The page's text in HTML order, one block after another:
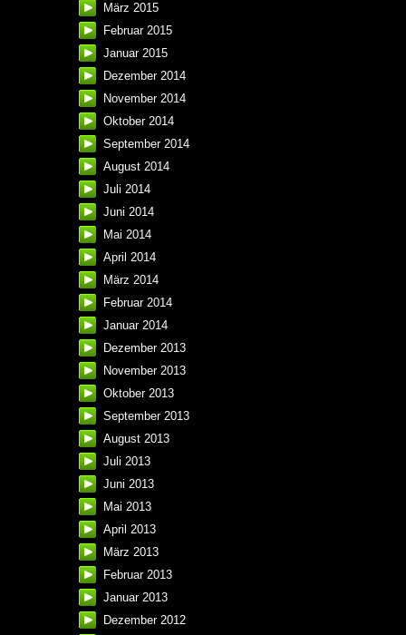
März 2015
Februar 2015
Januar 2015
Dezember 2014
November 2014
Oktober 2014
September 2014
August 2014
Juli 2014
Juni 2014
Mai 2014
April 2014
März 2014
Februar 2014
Januar 2014
Dezember 2013
November 2013
Oktober 2013
September 2013
August 2013
Juli 2013
Juni 2013
Mai 2013
April 2013
März 2013
Februar 2013
Januar 2013
Dezember 2012